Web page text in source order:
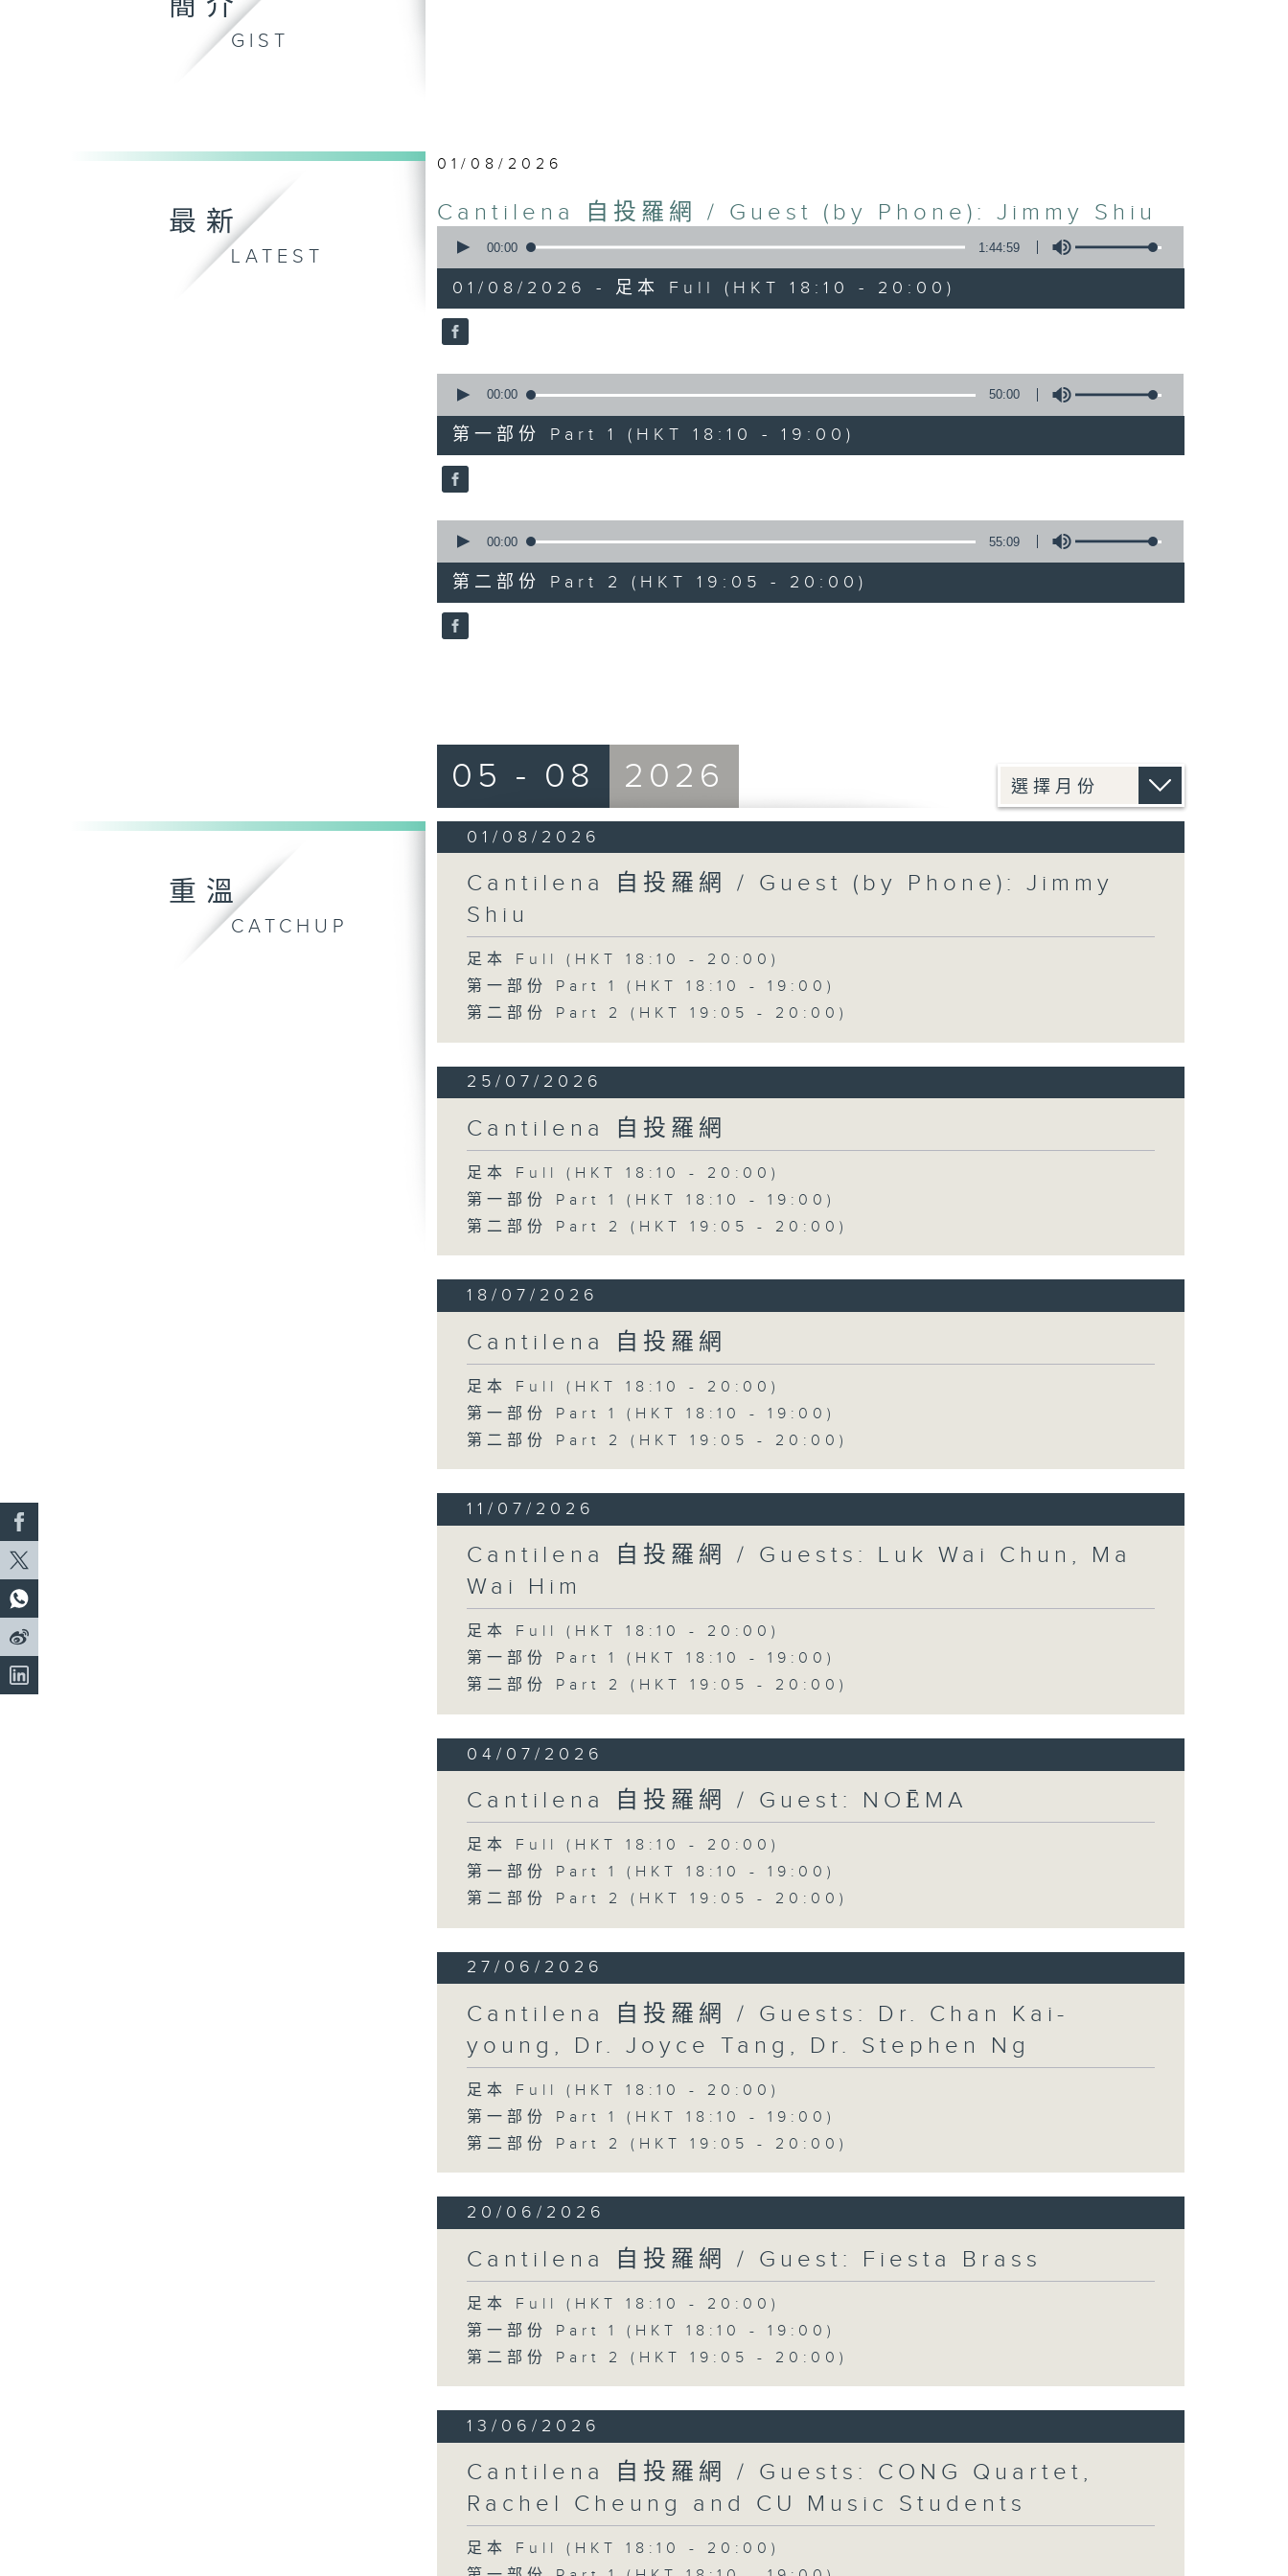
簡介
GIST
最新
LATEST
01/08/2026
Cantilena 自投羅網 / Guest (by Phone): Jimmy Shiu
seconds
hour,
44
minutes,
59
90%
00:00 1:44:59
01/08/2026 - 足本 Full (HKT 18:10 - 20:00)
seconds
50
minutes,
0
seconds
90%
00:00 50:00
第一部份 Part 1 (HKT 18:10 - 19:00)
seconds
55
minutes,
9
seconds
90%
00:00 55:09
第二部份 Part 2 (HKT 19:05 - 20:00)
重溫
CATCHUP
05 - 08 2026
01/08/2026
Cantilena 自投羅網 / Guest (by Phone): Jimmy
Shiu
足本 Full (HKT 18:10 - 20:00)
第一部份 Part 1 (HKT 18:10 - 19:00)
第二部份 Part 2 (HKT 19:05 - 20:00)
25/07/2026
Cantilena 自投羅網
足本 Full (HKT 18:10 - 20:00)
第一部份 Part 1 (HKT 18:10 - 19:00)
第二部份 Part 2 (HKT 19:05 - 20:00)
18/07/2026
Cantilena 自投羅網
足本 Full (HKT 18:10 - 20:00)
第一部份 Part 1 (HKT 18:10 - 19:00)
第二部份 Part 2 (HKT 19:05 - 20:00)
11/07/2026
Cantilena 自投羅網 / Guests: Luk Wai Chun, Ma
Wai Him
足本 Full (HKT 18:10 - 20:00)
第一部份 Part 1 (HKT 18:10 - 19:00)
第二部份 Part 2 (HKT 19:05 - 20:00)
04/07/2026
Cantilena 自投羅網 / Guest: NOĒMA
足本 Full (HKT 18:10 - 20:00)
第一部份 Part 1 (HKT 18:10 - 19:00)
第二部份 Part 2 (HKT 19:05 - 20:00)
27/06/2026
Cantilena 自投羅網 / Guests: Dr. Chan Kai-
young, Dr. Joyce Tang, Dr. Stephen Ng
足本 Full (HKT 18:10 - 20:00)
第一部份 Part 1 (HKT 18:10 - 19:00)
第二部份 Part 2 (HKT 19:05 - 20:00)
20/06/2026
Cantilena 自投羅網 / Guest: Fiesta Brass
足本 Full (HKT 18:10 - 20:00)
第一部份 Part 1 (HKT 18:10 - 19:00)
第二部份 Part 2 (HKT 19:05 - 20:00)
13/06/2026
Cantilena 自投羅網 / Guests: CONG Quartet,
Rachel Cheung and CU Music Students
足本 Full (HKT 18:10 - 20:00)